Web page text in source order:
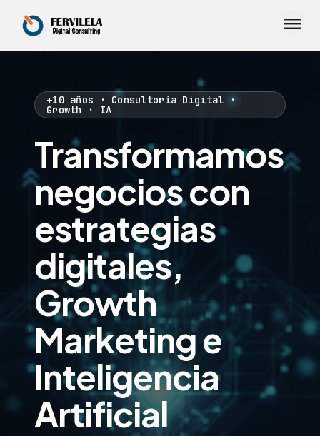
menu
+10 años · Consultoría Digital ·
Growth · IA
Transformamos
negocios con
estrategias
digitales,
Growth
Marketing e
Inteligencia
Artificial